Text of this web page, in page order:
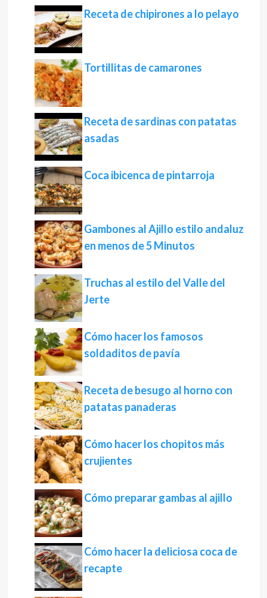
Receta de chipirones a lo pelayo
Tortillitas de camarones
Receta de sardinas con patatas
asadas
Coca ibicenca de pintarroja
Gambones al Ajillo estilo andaluz
en menos de 5 Minutos
Truchas al estilo del Valle del
Jerte
Cómo hacer los famosos
soldaditos de pavía
Receta de besugo al horno con
patatas panaderas
Cómo hacer los chopitos más
crujientes
Cómo preparar gambas al ajillo
Cómo hacer la deliciosa coca de
recapte